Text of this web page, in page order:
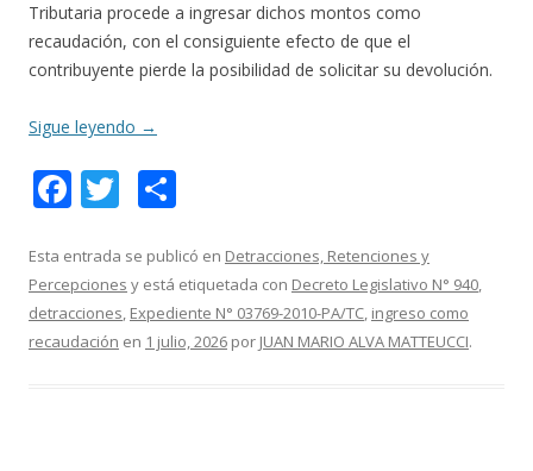
Tributaria procede a ingresar dichos montos como
recaudación, con el consiguiente efecto de que el
contribuyente pierde la posibilidad de solicitar su devolución.
Sigue leyendo →
F
e
b
o
T
itt
er
m
p
ar
Esta entrada se publicó en Detracciones, Retenciones y
Percepciones y está etiquetada con Decreto Legislativo N° 940,
detracciones, Expediente N° 03769-2010-PA/TC, ingreso como
recaudación en 1 julio, 2026 por JUAN MARIO ALVA MATTEUCCI.